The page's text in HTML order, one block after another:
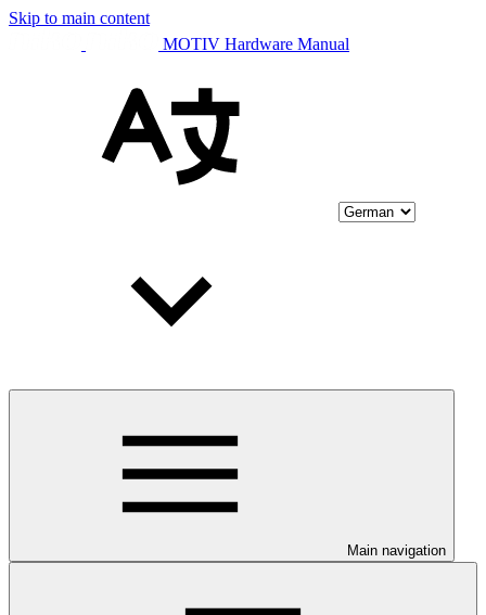
Skip to main content
MOTIV Hardware Manual
Main navigation